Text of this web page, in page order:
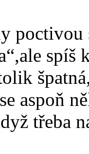
spíš
aspoň
třeba